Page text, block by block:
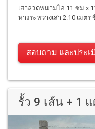
เสาลวดหนามไอ 11 ซม x
ห่างระหว่างเสา 2.10 เมต
สอบถาม และประเ
รั้ว 9 เส้น + 1